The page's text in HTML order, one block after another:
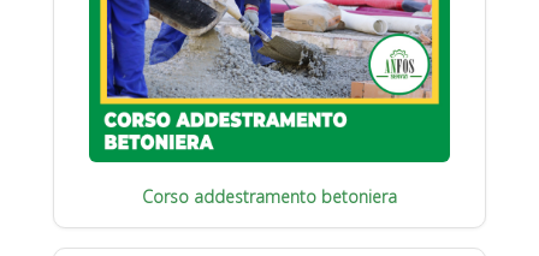
Corso addestramento betoniera